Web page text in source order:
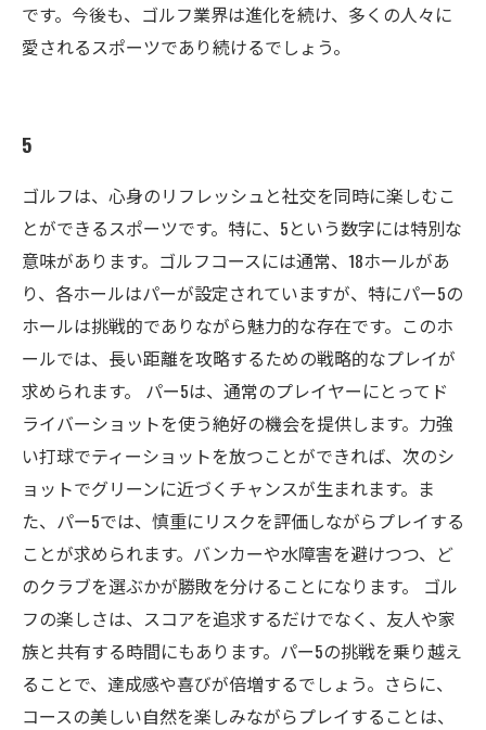
です。今後も、ゴルフ業界は進化を続け、多くの人々に
愛されるスポーツであり続けるでしょう。
5
ゴルフは、心身のリフレッシュと社交を同時に楽しむこ
とができるスポーツです。特に、5という数字には特別な
意味があります。ゴルフコースには通常、18ホールがあ
り、各ホールはパーが設定されていますが、特にパー5の
ホールは挑戦的でありながら魅力的な存在です。このホ
ールでは、長い距離を攻略するための戦略的なプレイが
求められます。 パー5は、通常のプレイヤーにとってド
ライバーショットを使う絶好の機会を提供します。力強
い打球でティーショットを放つことができれば、次のシ
ョットでグリーンに近づくチャンスが生まれます。ま
た、パー5では、慎重にリスクを評価しながらプレイする
ことが求められます。バンカーや水障害を避けつつ、ど
のクラブを選ぶかが勝敗を分けることになります。 ゴル
フの楽しさは、スコアを追求するだけでなく、友人や家
族と共有する時間にもあります。パー5の挑戦を乗り越え
ることで、達成感や喜びが倍増するでしょう。さらに、
コースの美しい自然を楽しみながらプレイすることは、